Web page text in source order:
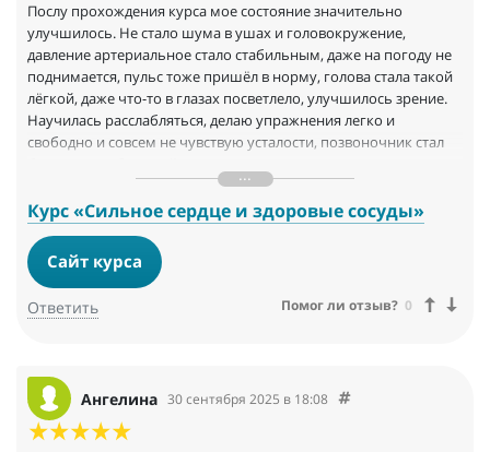
Послу прохождения курса мое состояние значительно
улучшилось. Не стало шума в ушах и головокружение,
давление артериальное стало стабильным, даже на погоду не
поднимается, пульс тоже пришёл в норму, голова стала такой
лёгкой, даже что-то в глазах посветлело, улучшилось зрение.
Научилась расслабляться, делаю упражнения легко и
свободно и совсем не чувствую усталости, позвоночник стал
укреплять я мышцы спины, я уже хожу ровнее, осанка
улучшается, все восстанавливается и надеюсь, что дальнейшие
занятия, восстановят моё здоровье. Я очень рада, что все у
меня получается.
Огромное спасибо Даниле и всей его команде за эти
оздоровительные курсы, я даже не пожалела, что записалась
на них.
Курс «Сильное сердце и здоровые сосуды»
Сайт курса
Ответить Помог ли отзыв? 0
Ангелина 30 сентября 2025 в 18:08